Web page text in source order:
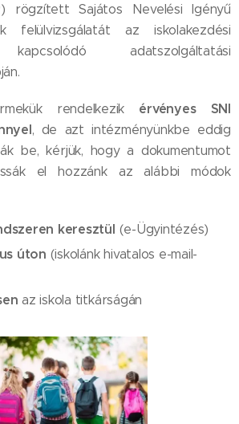
rögzített Sajátos Nevelési Igényű
felülvizsgálatát az iskolakezdési
adatszolgáltatási
rendelkezik érvényes SNI
, de azt intézményünkbe eddig
be, kérjük, hogy a dokumentumot
el hozzánk az alábbi módok
keresztül (e-Ügyintézés)
úton (iskolánk hivatalos e-mail-
az iskola titkárságán